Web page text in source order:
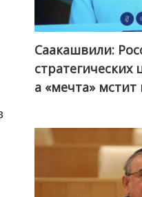
Саакашвили:
стратегических
а «мечта» мстит